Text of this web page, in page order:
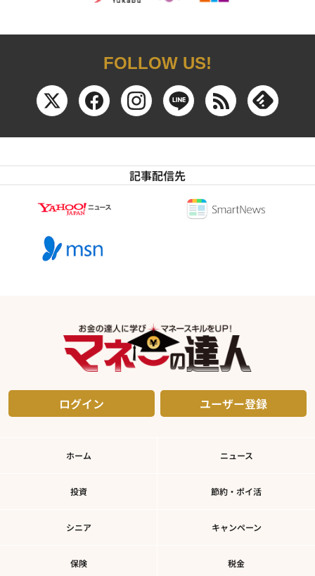
FOLLOW US!
記事配信先
ログイン ユーザー登録
ホーム ニュース
投資 節約・ポイ活
シニア キャンペーン
保険 税金